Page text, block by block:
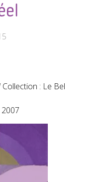
: Le Bel